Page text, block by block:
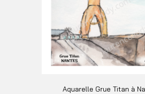
Aquarelle Grue Titan à